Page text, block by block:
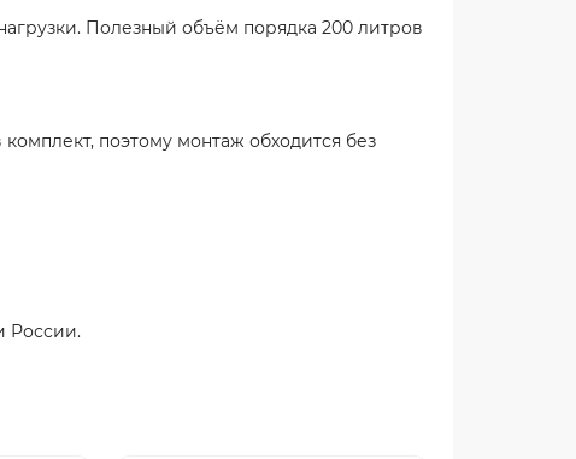
Полезный объём порядка 200 литров
поэтому монтаж обходится без
России.